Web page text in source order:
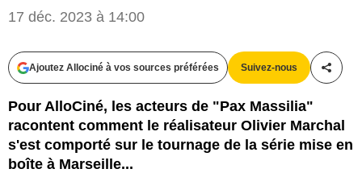
17 déc. 2023 à 14:00
Ajoutez Allociné à vos sources préférées Suivez-nous
Pour AlloCiné, les acteurs de "Pax Massilia"
racontent comment le réalisateur Olivier Marchal
s'est comporté sur le tournage de la série mise en
boîte à Marseille...